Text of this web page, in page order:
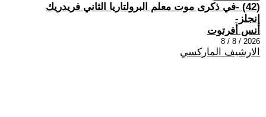
(42) -في ذكرى موت معلم البرولتاريا الثاني فريدريك
إنجلز-
أنس أفرتوت
2026 / 8 / 8
الارشيف الماركسي